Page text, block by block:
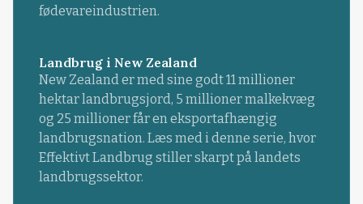
fødevareindustrien.
Landbrug i New Zealand
New Zealand er med sine godt 11 millioner
hektar landbrugsjord, 5 millioner malkekvæg
og 25 millioner får en eksportafhængig
landbrugsnation. Læs med i denne serie, hvor
Effektivt Landbrug stiller skarpt på landets
landbrugssektor.